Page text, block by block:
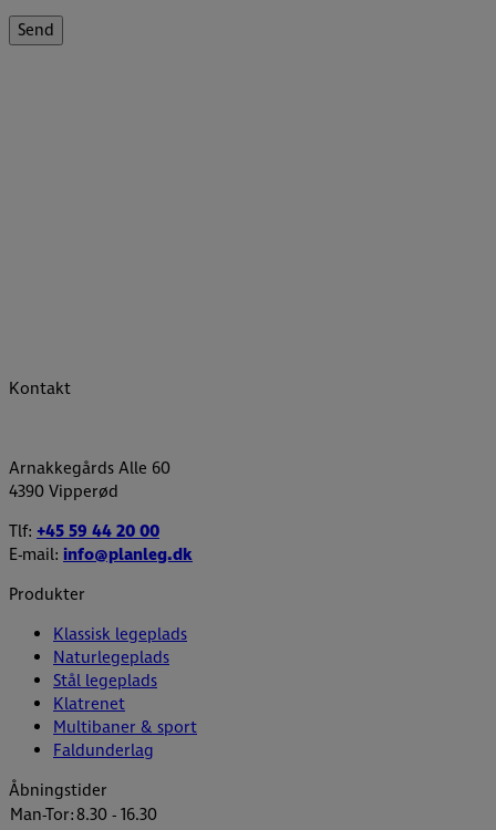
Kontakt
Arnakkegårds Alle 60
4390 Vipperød
Tlf: +45 59 44 20 00
E-mail: info@planleg.dk
Produkter
Klassisk legeplads
Naturlegeplads
Stål legeplads
Klatrenet
Multibaner & sport
Faldunderlag
Åbningstider
Man-Tor:8.30 - 16.30